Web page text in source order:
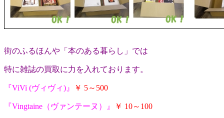
街のふるほんや「本のある暮らし」では
特に雑誌の買取に力を入れております。
『ViVi (ヴィヴィ) 』 ￥ 5～500
『Vingtaine（ヴァンテーヌ）』 ￥ 10～100